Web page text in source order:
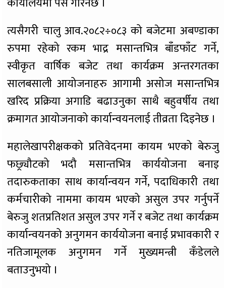
त्यसैगरी चालु आव.२०८२÷०८३ को बजेटमा अबण्डाका
रुपमा रहेको रकम भाद्र मसान्तभित्र बाँडफाँट गर्ने,
स्वीकृत वार्षिक बजेट तथा कार्यक्रम अन्तरगतका
सालबसाली आयोजनाहरु आगामी असोज मसान्तभित्र
खरिद प्रक्रिया अगाडि बढाउनुका साथै बहुवर्षीय तथा
क्रमागत आयोजनाको कार्यान्वयनलाई तीव्रता दिइनेछ ।
महालेखापरीक्षकको प्रतिवेदनमा कायम भएको बेरुजु
फछ्र्यौटको भदौ मसान्तभित्र कार्ययोजना बनाइ
तदारुकताका साथ कार्यान्वयन गर्ने, पदाधिकारी तथा
कर्मचारीको नाममा कायम भएको असुल उपर गर्नुपर्ने
बेरुजु शतप्रतिशत असुल उपर गर्ने र बजेट तथा कार्यक्रम
कार्यान्वयनको अनुगमन कार्ययोजना बनाई प्रभावकारी र
नतिजामूलक अनुगमन गर्ने मुख्यमन्त्री कँडेलले
बताउनुभयो ।